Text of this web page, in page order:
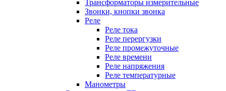
Трансформаторы измерительные
Звонки, кнопки звонка
Реле
Реле тока
Реле перергузки
Реле промежуточные
Реле времени
Реле напряжения
Реле температурные
Манометры